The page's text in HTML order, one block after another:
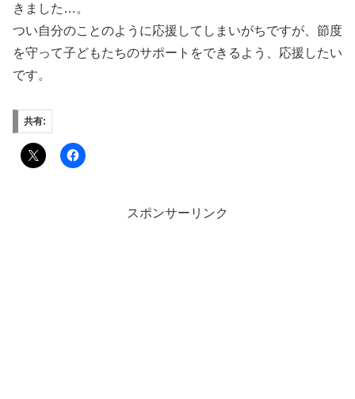
きました…。
つい自分のことのように応援してしまいがちですが、節度
を守って子どもたちのサポートをできるよう、応援したい
です。
共有:
スポンサーリンク